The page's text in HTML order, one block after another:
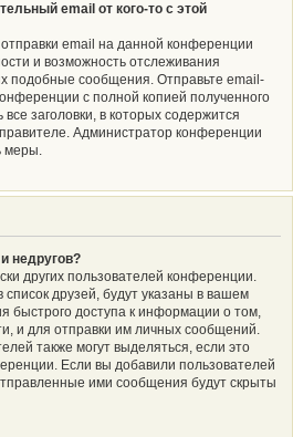
email от кого-то с этой
email на данной конференции
и возможность отслеживания
подобные сообщения. Отправьте email-
с полной копией полученного
заголовки, в которых содержится
Администратор конференции
меры.
недругов?
других пользователей конференции.
друзей, будут указаны в вашем
быстрого доступа к информации о том,
и для отправки им личных сообщений.
также могут выделяться, если это
Если вы добавили пользователей
ими сообщения будут скрыты